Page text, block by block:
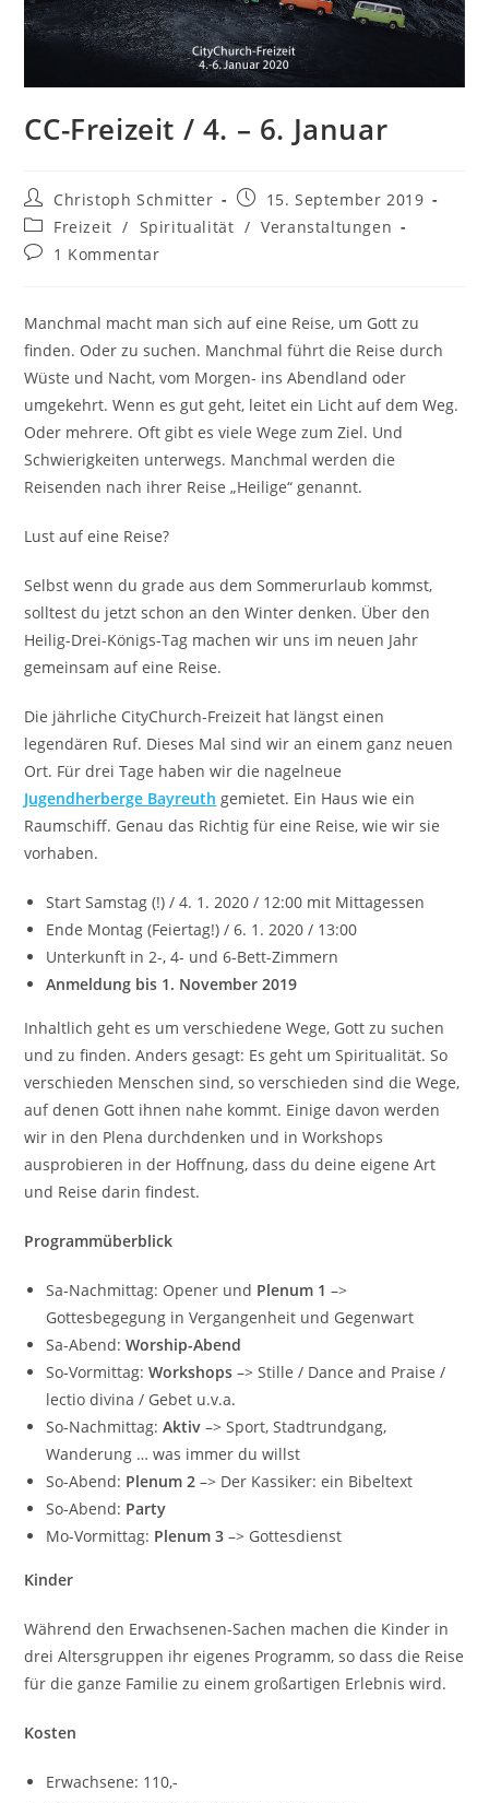
CC-Freizeit / 4. – 6. Januar
Christoph Schmitter
15. September 2019
Freizeit / Spiritualität / Veranstaltungen
1 Kommentar
Manchmal macht man sich auf eine Reise, um Gott zu
finden. Oder zu suchen. Manchmal führt die Reise durch
Wüste und Nacht, vom Morgen- ins Abendland oder
umgekehrt. Wenn es gut geht, leitet ein Licht auf dem Weg.
Oder mehrere. Oft gibt es viele Wege zum Ziel. Und
Schwierigkeiten unterwegs. Manchmal werden die
Reisenden nach ihrer Reise „Heilige“ genannt.
Lust auf eine Reise?
Selbst wenn du grade aus dem Sommerurlaub kommst,
solltest du jetzt schon an den Winter denken. Über den
Heilig-Drei-Königs-Tag machen wir uns im neuen Jahr
gemeinsam auf eine Reise.
Die jährliche CityChurch-Freizeit hat längst einen
legendären Ruf. Dieses Mal sind wir an einem ganz neuen
Ort. Für drei Tage haben wir die nagelneue
Jugendherberge Bayreuth gemietet. Ein Haus wie ein
Raumschiff. Genau das Richtig für eine Reise, wie wir sie
vorhaben.
Start Samstag (!) / 4. 1. 2020 / 12:00 mit Mittagessen
Ende Montag (Feiertag!) / 6. 1. 2020 / 13:00
Unterkunft in 2-, 4- und 6-Bett-Zimmern
Anmeldung bis 1. November 2019
Inhaltlich geht es um verschiedene Wege, Gott zu suchen
und zu finden. Anders gesagt: Es geht um Spiritualität. So
verschieden Menschen sind, so verschieden sind die Wege,
auf denen Gott ihnen nahe kommt. Einige davon werden
wir in den Plena durchdenken und in Workshops
ausprobieren in der Hoffnung, dass du deine eigene Art
und Reise darin findest.
Programmüberblick
Sa-Nachmittag: Opener und Plenum 1 –>
Gottesbegegung in Vergangenheit und Gegenwart
Sa-Abend:Worship-Abend
So-Vormittag:Workshops –> Stille / Dance and Praise /
lectio divina / Gebet u.v.a.
So-Nachmittag:Aktiv –> Sport, Stadtrundgang,
Wanderung … was immer du willst
So-Abend: Plenum 2 –> Der Kassiker: ein Bibeltext
So-Abend: Party
Mo-Vormittag: Plenum 3 –> Gottesdienst
Kinder
Während den Erwachsenen-Sachen machen die Kinder in
drei Altersgruppen ihr eigenes Programm, so dass die Reise
für die ganze Familie zu einem großartigen Erlebnis wird.
Kosten
Erwachsene: 110,-